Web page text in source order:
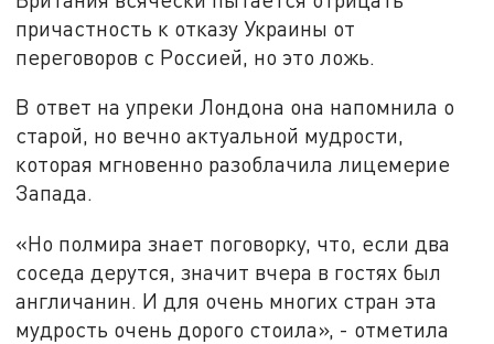
причастность к отказу Украины от
переговоров с Россией, но это ложь.
В ответ на упреки Лондона она напомнила о
старой, но вечно актуальной мудрости,
которая мгновенно разоблачила лицемерие
Запада.
«Но полмира знает поговорку, что, если два
соседа дерутся, значит вчера в гостях был
англичанин. И для очень многих стран эта
мудрость очень дорого стоила», - отметила